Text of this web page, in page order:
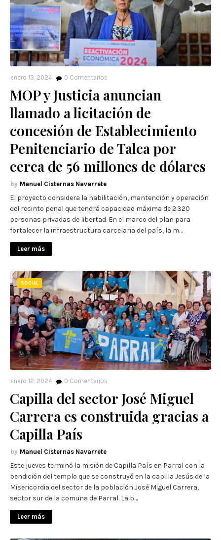
enero 13, 2024 0 Comentarios
MOP y Justicia anuncian
llamado a licitación de
concesión de Establecimiento
Penitenciario de Talca por
cerca de 56 millones de dólares
Manuel Cisternas Navarrete
El proyecto considera la habilitación, mantención y operación
del recinto penal que tendrá capacidad máxima de 2.320
personas privadas de libertad. En el marco del plan para
fortalecer la infraestructura carcelaria del país, la m…
Leer más
SOCIAL
enero 12, 2024 0 Comentarios
Capilla del sector José Miguel
Carrera es construida gracias a
Capilla País
Manuel Cisternas Navarrete
Este jueves terminó la misión de Capilla País en Parral con la
bendición del templo que se construyó en la capilla Jesús de la
Misericordia del sector de la población José Miguel Carrera,
sector sur de la comuna de Parral. La b…
Leer más